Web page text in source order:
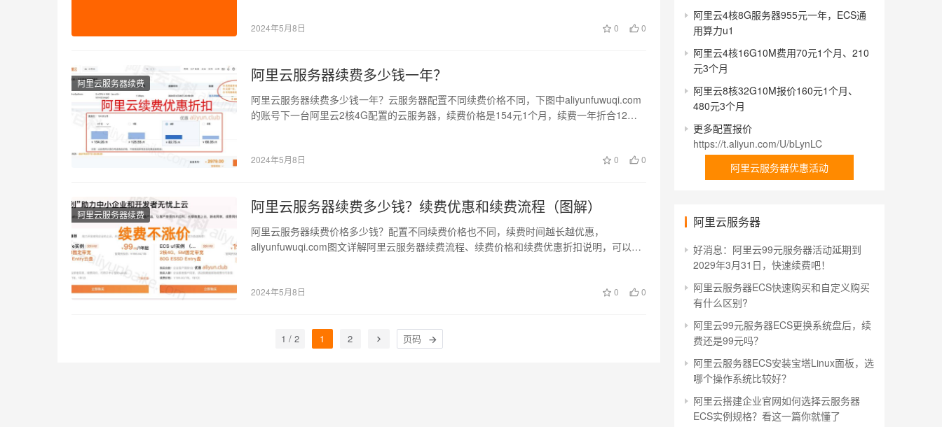
2024年5月8日 0 0
阿里云服务器续费 阿里云服务器续费多少钱一年？
阿里云服务器续费多少钱一年？云服务器配置不同续费价格不同，下图中aliyunfuwuqi.com
的账号下一台阿里云2核4G配置的云服务器，续费价格是154元1个月，续费一年折合12…
2024年5月8日 0 0
阿里云服务器续费 阿里云服务器续费多少钱？续费优惠和续费流程（图解）
阿里云服务器续费价格多少钱？配置不同续费价格也不同，续费时间越长越优惠，
aliyunfuwuqi.com图文详解阿里云服务器续费流程、续费价格和续费优惠折扣说明，可以在
2024年5月8日 0 0
1 / 2 1 2
阿里云4核8G服务器955元一年，ECS通
用算力u1
阿里云4核16G10M费用70元1个月、210
元3个月
阿里云8核32G10M报价160元1个月、
480元3个月
更多配置报价
https://t.aliyun.com/U/bLynLC
阿里云服务器优惠活动
阿里云服务器
好消息：阿里云99元服务器活动延期到
2029年3月31日，快速续费吧！
阿里云服务器ECS快速购买和自定义购买
有什么区别?
阿里云99元服务器ECS更换系统盘后，续
费还是99元吗？
阿里云服务器ECS安装宝塔Linux面板，选
哪个操作系统比较好？
阿里云搭建企业官网如何选择云服务器
ECS实例规格？看这一篇你就懂了